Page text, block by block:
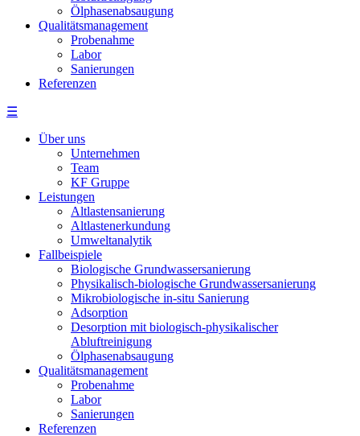
Ölphasenabsaugung
Qualitätsmanagement
Probenahme
Labor
Sanierungen
Referenzen
☰
Über uns
Unternehmen
Team
KF Gruppe
Leistungen
Altlastensanierung
Altlastenerkundung
Umweltanalytik
Fallbeispiele
Biologische Grundwassersanierung
Physikalisch-biologische Grundwassersanierung
Mikrobiologische in-situ Sanierung
Adsorption
Desorption mit biologisch-physikalischer
Abluftreinigung
Ölphasenabsaugung
Qualitätsmanagement
Probenahme
Labor
Sanierungen
Referenzen